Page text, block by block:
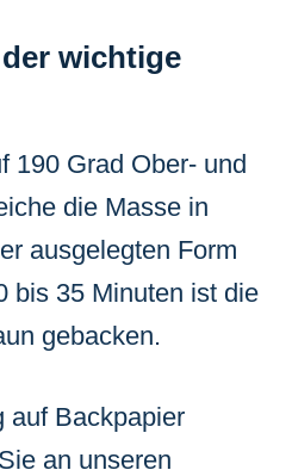
wichtige
190 Grad Ober- und
die Masse in
ausgelegten Form
bis 35 Minuten ist die
gebacken.
auf Backpapier
an unseren